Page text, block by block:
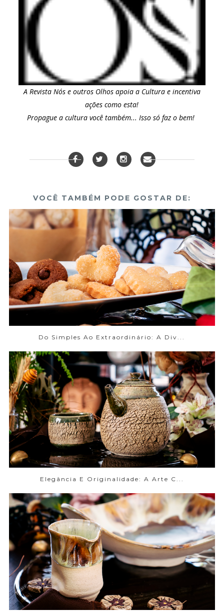
A Revista Nós e outros Olhos apoia a Cultura e incentiva
ações como esta!
Propague a cultura você também... Isso só faz o bem!
VOCÊ TAMBÉM PODE GOSTAR DE:
Do Simples Ao Extraordinário: A Div...
Elegância E Originalidade: A Arte C...